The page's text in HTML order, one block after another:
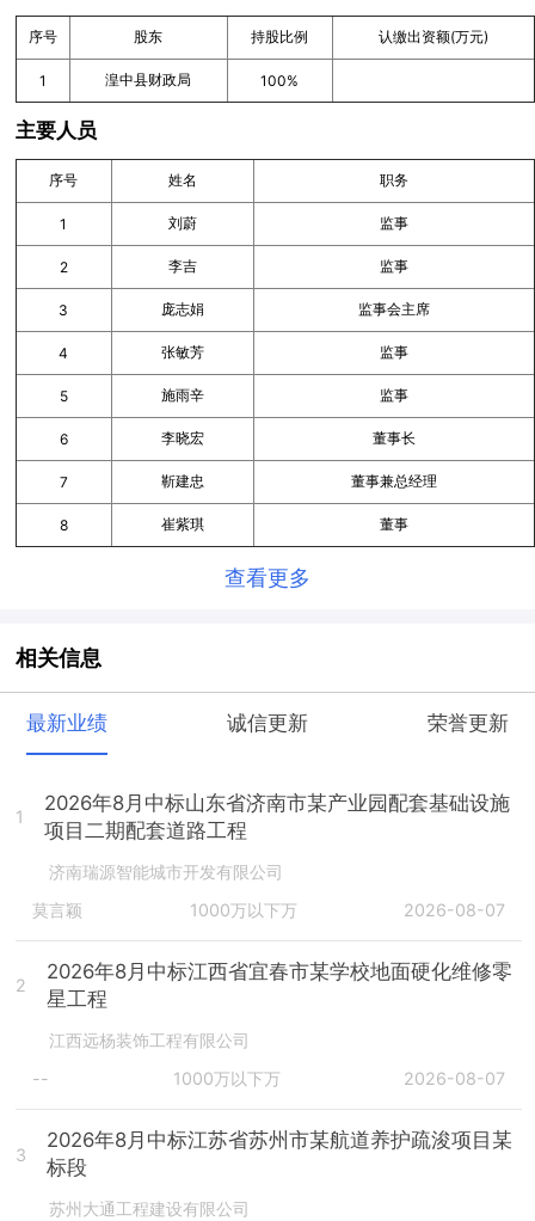
序号 股东 持股比例 认缴出资额(万元)
1 湟中县财政局 100%
主要人员
序号 姓名 职务
1 刘蔚 监事
2 李吉 监事
3 庞志娟 监事会主席
4 张敏芳 监事
5 施雨辛 监事
6 李晓宏 董事长
7 靳建忠 董事兼总经理
8 崔紫琪 董事
查看更多
相关信息
最新业绩 诚信更新 荣誉更新
1
2026年8月中标山东省济南市某产业园配套基础设施
项目二期配套道路工程
济南瑞源智能城市开发有限公司
莫言颖
1000万以下万 2026-08-07
2
2026年8月中标江西省宜春市某学校地面硬化维修零
星工程
江西远杨装饰工程有限公司
--
1000万以下万 2026-08-07
3
2026年8月中标江苏省苏州市某航道养护疏浚项目某
标段
苏州大通工程建设有限公司